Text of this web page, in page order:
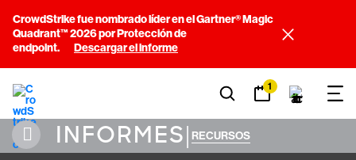
CrowdStrike fue nombrado líder en el Gartner® Magic
Quadrant™ 2026 por Protección de
endpoint.
Descargar el informe
1
INFORMES| RECURSOS